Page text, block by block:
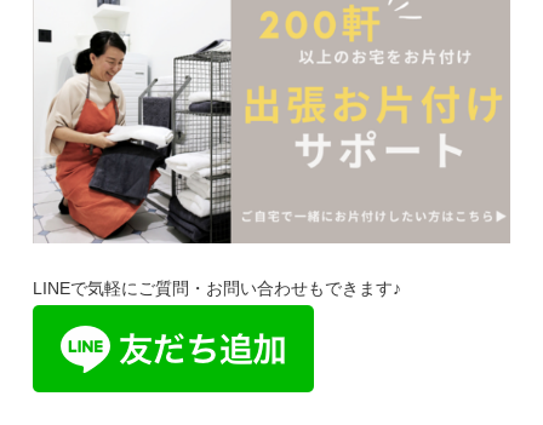
LINEで気軽にご質問・お問い合わせもできます♪